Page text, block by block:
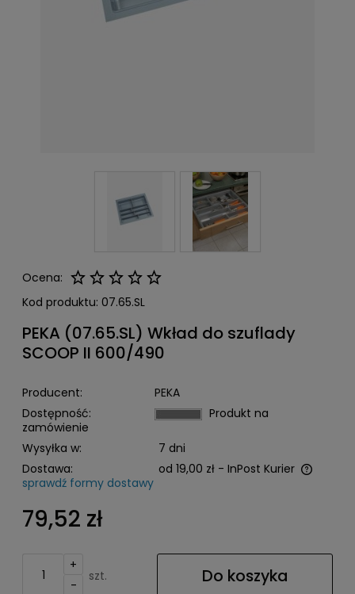
Ocena:
Kod produktu: 07.65.SL
PEKA (07.65.SL) Wkład do szuflady
SCOOP II 600/490
Producent:
PEKA
Dostępność:
Produkt na
zamówienie
Wysyłka w:
7 dni
Dostawa:
od 19,00 zł - InPost Kurier
Cena nie zawiera ewentualnych kosztów płatności
sprawdź formy dostawy
79,52 zł
+
-
szt. Do koszyka